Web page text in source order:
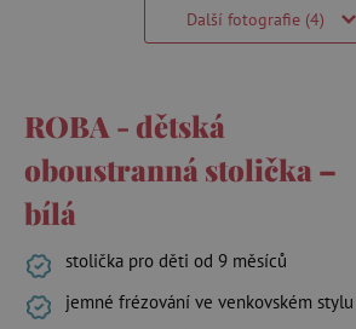
Další fotografie (4)
ROBA - dětská
oboustranná stolička –
bílá
stolička pro děti od 9 měsíců
jemné frézování ve venkovském stylu